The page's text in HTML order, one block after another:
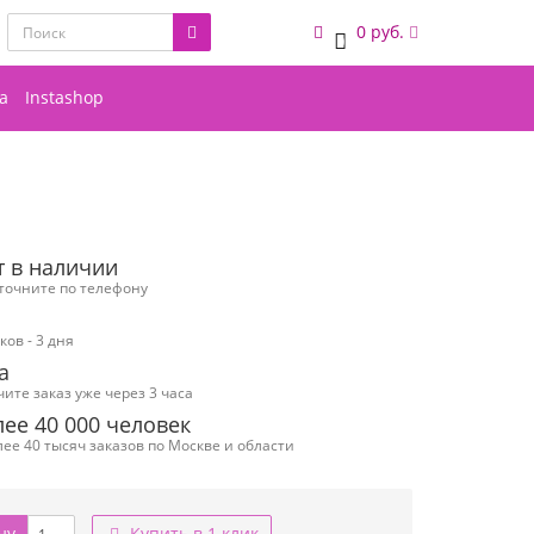
0 0 руб.
Instashop
в наличии
по телефону
- 3 дня
заказ уже через 3 часа
40 000 человек
40 тысяч заказов по Москве и области